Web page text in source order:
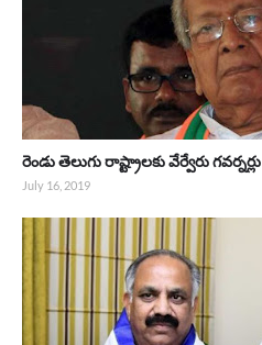
రెండు తెలుగు రాష్ట్రాలకు వేర్వేరు గవర్నర్లు
July 16, 2019